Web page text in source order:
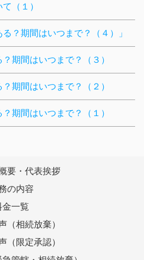
（１）
？期間はいつまで？（４）」
期間はいつまで？（３）
期間はいつまで？（２）
期間はいつまで？（１）
要・代表挨拶
の内容
金一覧
（相続放棄）
（限定承認）